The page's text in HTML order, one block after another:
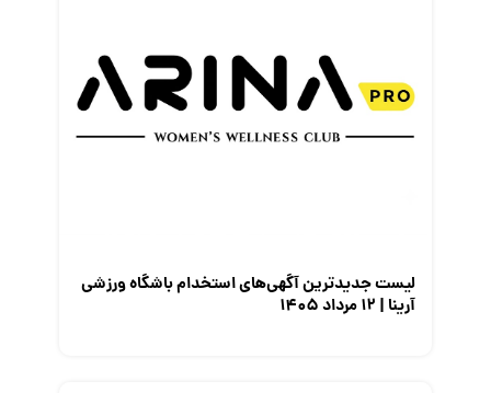
لیست جدیدترین آگهی‌های استخدام باشگاه ورزشی
آرینا | ۱۲ مرداد ۱۴۰۵